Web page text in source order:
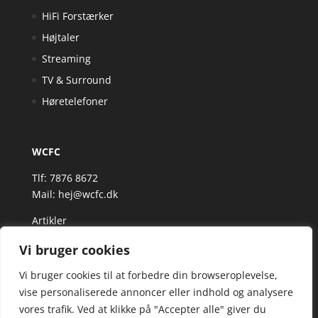
Vi bruger cookies
Vi bruger cookies til at forbedre din browseroplevelse,
vise personaliserede annoncer eller indhold og analysere
vores trafik. Ved at klikke på "Accepter alle" giver du
HiFi Forstærker
Højtaler
Streaming
TV & Surround
Høretelefoner
WCFC
Tlf: 7876 8672
Mail: hej@wcfc.dk
Artikler